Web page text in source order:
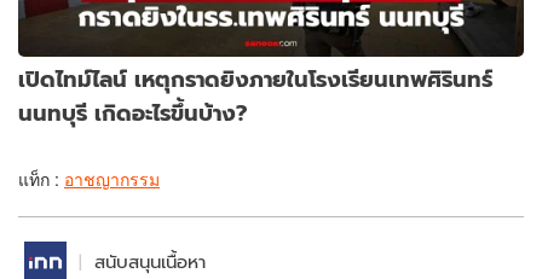
เปิดไทม์ไลน์ เหตุกราดยิงภายในโรงเรียนเทพศิรินทร์
นนทบุรี เกิดอะไรขึ้นบ้าง?
แท็ก : อาชญากรรม
สนับสนุนเนื้อหา